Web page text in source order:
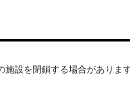
設を閉鎖する場合があります